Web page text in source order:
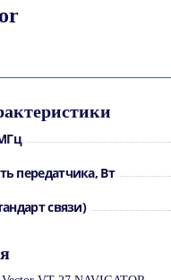
передатчика, Вт
связи)